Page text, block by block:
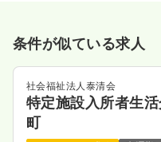
条件が似ている求人
社会福祉法人泰清会
特定施設入所者生
町